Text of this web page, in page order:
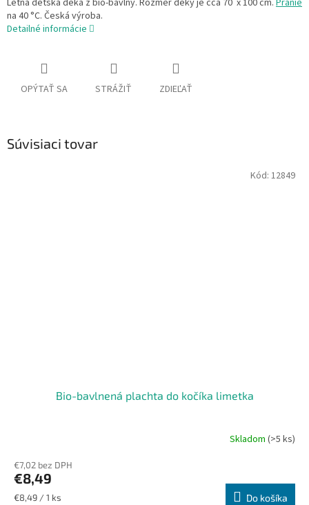
Letná detská deka z bio-bavlny. Rozmer deky je cca 70 x 100 cm. Pranie
na 40 °C. Česká výroba.
Detailné informácie
OPÝTAŤ SA STRÁŽIŤ ZDIEĽAŤ
Súvisiaci tovar
Bio-bavlnená plachta do kočíka limetka
Skladom (>5 ks)
€7,02 bez DPH
€8,49
Jednotková
€8,49 / 1 ks Do košíka
Kód: 12849